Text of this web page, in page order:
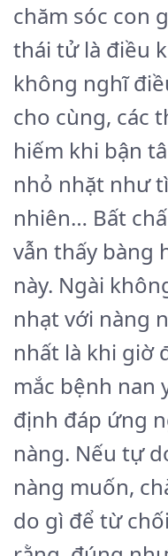
chăm sóc con
thái tử là điều
không nghĩ
cho cùng, các
hiếm khi bận
nhỏ nhặt như
nhiên… Bất
vẫn thấy bàng
này. Ngài
nhạt với nàng
nhất là khi giờ
mắc bệnh nan
định đáp ứng
nàng. Nếu tự
nàng muốn,
do gì để từ